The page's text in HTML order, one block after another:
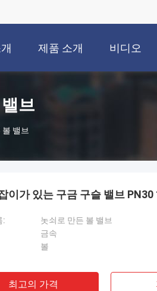
제품 소개 비디오
브
밸브
이가 있는 구금 구슬 밸브
:
놋쇠로 만든 볼 밸브
금속
볼
최고의 가격